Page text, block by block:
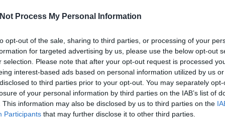
Process My Personal Information
opt-out of the sale, sharing to third parties, or processing of your
for targeted advertising by us, please use the below opt-out
selection. Please note that after your opt-out request is processed
interest-based ads based on personal information utilized by us
to third parties prior to your opt-out. You may separately
of your personal information by third parties on the IAB’s list of
This information may also be disclosed by us to third parties on the
Participants that may further disclose it to other third parties.
mozog, spéci sajtok, fantasztikus halak,
a bélyegét a csarnokra, a kihalt alsó
És sejtettem én, hogy ennek főleg a
hétvégén azonban az elmélet bizonyítást nyert:
ügyvezetője vezetésével összefogtak és
mindenféle, főként balatoni étterem
az teljesen megtelt emberekkel, és
(